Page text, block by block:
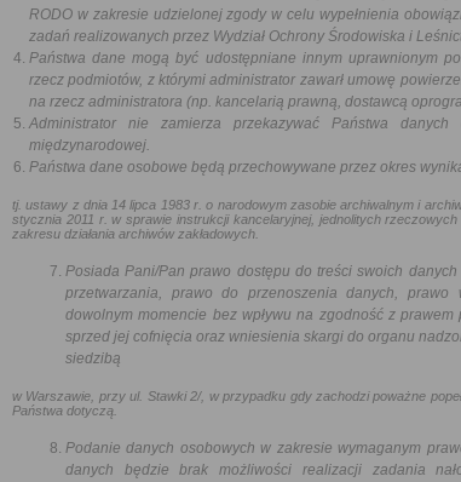
RODO w zakresie udzielonej zgody w celu wypełnienia
zadań realizowanych przez Wydział Ochrony Środowiska i
Państwa dane mogą być udostępniane innym uprawnionym
rzecz podmiotów, z którymi administrator zawarł umowę
na rzecz administratora (np. kancelarią prawną, dostawcą
Administrator nie zamierza przekazywać Państwa
międzynarodowej.
Państwa dane osobowe będą przechowywane przez okres
tj. ustawy z dnia 14 lipca 1983 r. o narodowym zasobie archiwalnym i
stycznia 2011 r. w sprawie instrukcji kancelaryjnej, jednolitych
zakresu działania archiwów zakładowych.
Posiada Pani/Pan prawo dostępu do treści swoich
przetwarzania, prawo do przenoszenia danych,
dowolnym momencie bez wpływu na zgodność z
sprzed jej cofnięcia oraz wniesienia skargi do organu
siedzibą
w Warszawie, przy ul. Stawki 2/, w przypadku gdy zachodzi poważne
Państwa dotyczą.
Podanie danych osobowych w zakresie wymaganym
danych będzie brak możliwości realizacji zadania